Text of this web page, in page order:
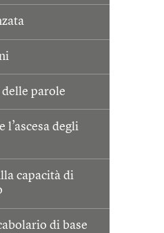
parole
l’ascesa degli
capacità di
di base